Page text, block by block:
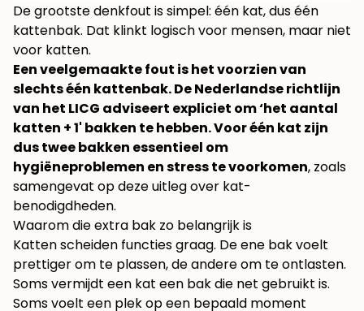
De grootste denkfout is simpel: één kat, dus één
kattenbak. Dat klinkt logisch voor mensen, maar niet
voor katten.
Een veelgemaakte fout is het voorzien van
slechts één kattenbak. De Nederlandse richtlijn
van het LICG adviseert expliciet om ‘het aantal
katten + 1' bakken te hebben. Voor één kat zijn
dus twee bakken essentieel om
hygiëneproblemen en stress te voorkomen, zoals
samengevat opdeze uitleg over kat-
benodigdheden.
Waarom die extra bak zo belangrijk is
Katten scheiden functies graag. De ene bak voelt
prettiger om te plassen, de andere om te ontlasten.
Soms vermijdt een kat een bak die net gebruikt is.
Soms voelt een plek op een bepaald moment